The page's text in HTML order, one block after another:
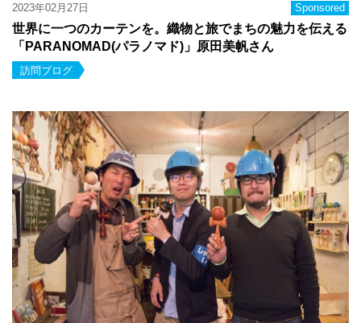
2023年02月27日 Sponsored
世界に一つのカーテンを。織物と旅でまちの魅力を伝える
「PARANOMAD(パラノマド)」原田美帆さん
訪問ブログ